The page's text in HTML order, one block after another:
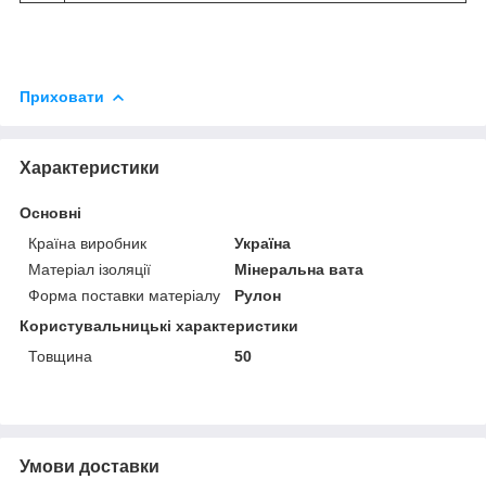
Приховати
Характеристики
Основні
Країна виробник
Україна
Матеріал ізоляції
Мінеральна вата
Форма поставки матеріалу
Рулон
Користувальницькі характеристики
Товщина
50
Умови доставки